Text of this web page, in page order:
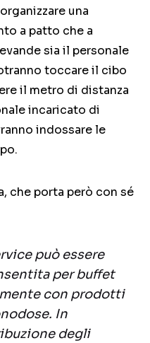
una
a patto che a
sia il personale
toccare il cibo
il metro di distanza
incaricato di
indossare le
che porta però con sé
può essere
per buffet
con prodotti
In
degli